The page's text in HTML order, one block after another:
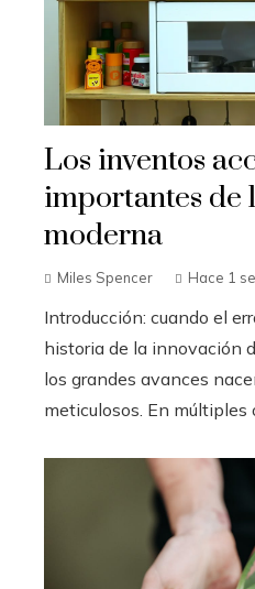
Los inventos
importantes de
moderna
Miles Spencer Hace 1
Introducción: cuando el
historia de la innovación
los grandes avances
meticulosos. En múltiples